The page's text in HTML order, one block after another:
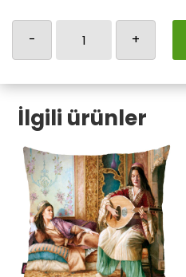
-
adet
+
İlgili ürünler